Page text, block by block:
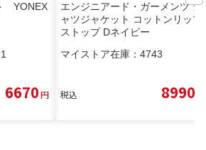
YONEX
6670円
エンジニアード・ガーメンツ シ
ャツジャケット コットンリップ
ストップ Dネイビー
マイストア在庫： 4743
税込 8990